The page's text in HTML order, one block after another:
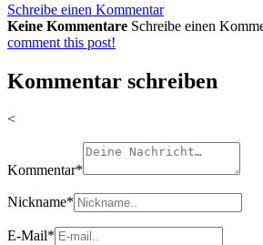
Schreibe einen Kommentar
Keine Kommentare Schreibe einen
comment this post!
Kommentar schreiben
<
Kommentar*
Nickname*
E-Mail*